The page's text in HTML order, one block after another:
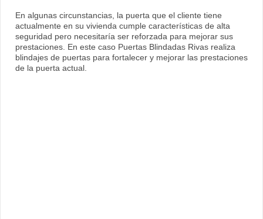
En algunas circunstancias, la puerta que el cliente tiene
actualmente en su vivienda cumple características de alta
seguridad pero necesitaría ser reforzada para mejorar sus
prestaciones. En este caso Puertas Blindadas Rivas realiza
blindajes de puertas para fortalecer y mejorar las prestaciones
de la puerta actual.